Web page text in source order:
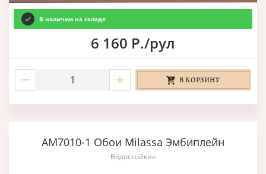
В наличии на складе
6 160 Р./рул
В КОРЗИНУ
AM7010-1 Обои Milassa Эмбиплейн
Водостойкие